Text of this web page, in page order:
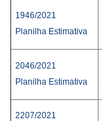
1946/2021
Planilha Estimativa
2046/2021
Planilha Estimativa
2207/2021